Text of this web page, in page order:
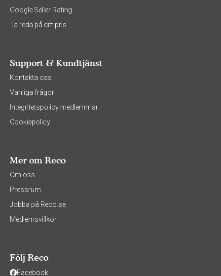
Google Seller Rating
Ta reda på ditt pris
Support & Kundtjänst
Kontakta oss
Vanliga frågor
Integritetspolicy medlemmar
Cookiepolicy
Mer om Reco
Om oss
Pressrum
Jobba på Reco.se
Medlemsvillkor
Följ Reco
Facebook